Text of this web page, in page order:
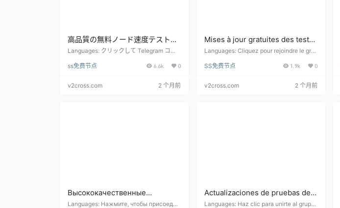
高品質の無料ノード速度テストは
毎日更新されます（6時間ごとに
Languages: クリックして Telegram コミ
ps://t.me/shadowrocket_android 無料ノー
のノードは毎日リアルタイムで更新され、
6 時間ごとに更新されます このページで
ss免费节点 6.6k 0
v2cross.com 2 个月前
Mises à jour gratuites des tests
de vitesse des nœuds de haute
jour toutes les 6 heures)
Languages: Cliquez pour rejoindre le gro
t.me/shadowrocket_android Nœud gratui
e haute qualité sont mis à jour en temps
…
SS免费节点 1.9k 0
v2cross.com 2 个月前
Высококачественные
бесплатные обновления теста
Languages: Нажмите, чтобы присоедин
Actualizaciones de pruebas de
velocidad de nodo gratuitas de
Languages: Haz clic para unirte al grupo